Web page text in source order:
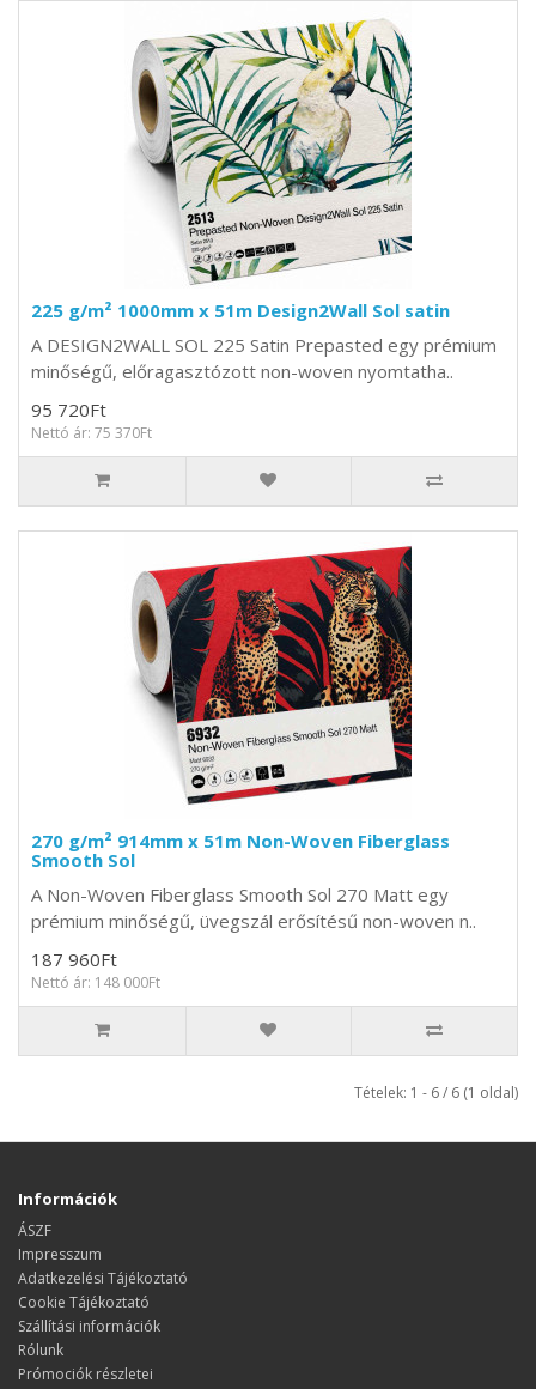
225 g/m² 1000mm x 51m Design2Wall Sol satin
A DESIGN2WALL SOL 225 Satin Prepasted egy prémium
minőségű, előragasztózott non-woven nyomtatha..
95 720Ft
Nettó ár: 75 370Ft
270 g/m² 914mm x 51m Non-Woven Fiberglass
Smooth Sol
A Non-Woven Fiberglass Smooth Sol 270 Matt egy
prémium minőségű, üvegszál erősítésű non-woven n..
187 960Ft
Nettó ár: 148 000Ft
Tételek: 1 - 6 / 6 (1 oldal)
Információk
ÁSZF
Impresszum
Adatkezelési Tájékoztató
Cookie Tájékoztató
Szállítási információk
Rólunk
Prómociók részletei